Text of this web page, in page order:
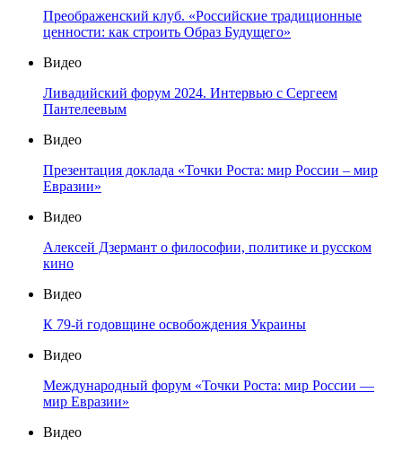
Преображенский клуб. «Российские традиционные
ценности: как строить Образ Будущего»
Видео
Ливадийский форум 2024. Интервью с Сергеем
Пантелеевым
Видео
Презентация доклада «Точки Роста: мир России – мир
Евразии»
Видео
Алексей Дзермант о философии, политике и русском
кино
Видео
К 79-й годовщине освобождения Украины
Видео
Международный форум «Точки Роста: мир России —
мир Евразии»
Видео